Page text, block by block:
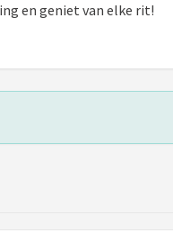
en geniet van elke rit!